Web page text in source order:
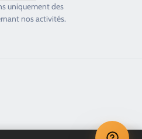
uniquement des
nos activités.